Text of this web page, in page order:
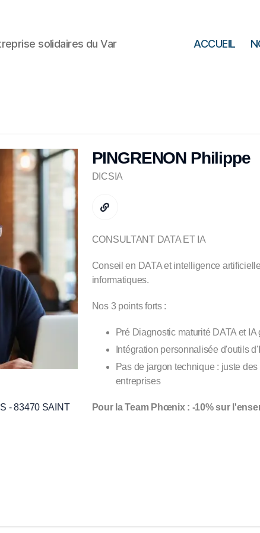
solidaires du Var ACCUEIL
- 83470 SAINT
PINGRENON Philippe
DICSIA
CONSULTANT DATA ET IA
Conseil en DATA et intelligence
informatiques.
Nos 3 points forts :
Pré Diagnostic maturité DATA et IA
Intégration personnalisée d'outils
Pas de jargon technique : juste
entreprises
Pour la Team Phœnix : -10% sur